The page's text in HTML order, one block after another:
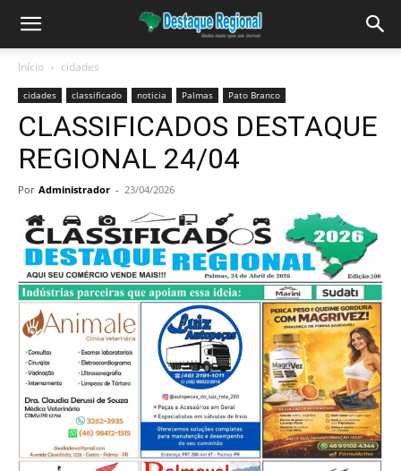
Início cidades
cidades classificado noticia Palmas Pato Branco
CLASSIFICADOS DESTAQUE
REGIONAL 24/04
Por Administrador - 23/04/2026